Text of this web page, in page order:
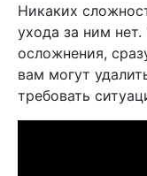
Никаких
ухода за ним нет.
осложнения,
вам могут
требовать